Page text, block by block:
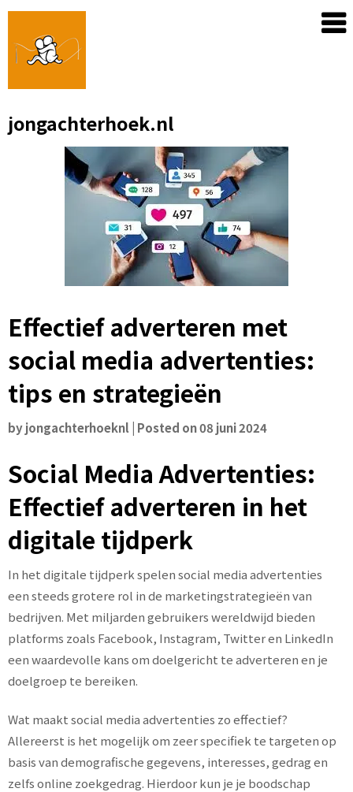
Skip
content
jongachterhoek.nl
Effectief adverteren met
social media advertenties:
tips en strategieën
byjongachterhoeknl Posted on08 juni 2024
Social Media Advertenties:
Effectief adverteren in het
digitale tijdperk
In het digitale tijdperk spelen social media advertenties
een steeds grotere rol in de marketingstrategieën van
bedrijven. Met miljarden gebruikers wereldwijd bieden
platforms zoals Facebook, Instagram, Twitter en LinkedIn
een waardevolle kans om doelgericht te adverteren en je
doelgroep te bereiken.
Wat maakt social media advertenties zo effectief?
Allereerst is het mogelijk om zeer specifiek te targeten op
basis van demografische gegevens, interesses, gedrag en
zelfs online zoekgedrag. Hierdoor kun je je boodschap